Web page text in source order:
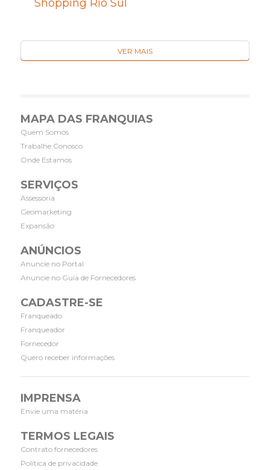
Shopping Rio Sul
VER MAIS
MAPA DAS FRANQUIAS
Quem Somos
Trabalhe Conosco
Onde Estamos
SERVIÇOS
Assessoria
Geomarketing
Expansão
ANÚNCIOS
Anuncie no Portal
Anuncie no Guia de Fornecedores
CADASTRE-SE
Franqueado
Franqueador
Fornecedor
Quero receber informações
IMPRENSA
Envie uma matéria
TERMOS LEGAIS
Contrato fornecedores
Política de privacidade